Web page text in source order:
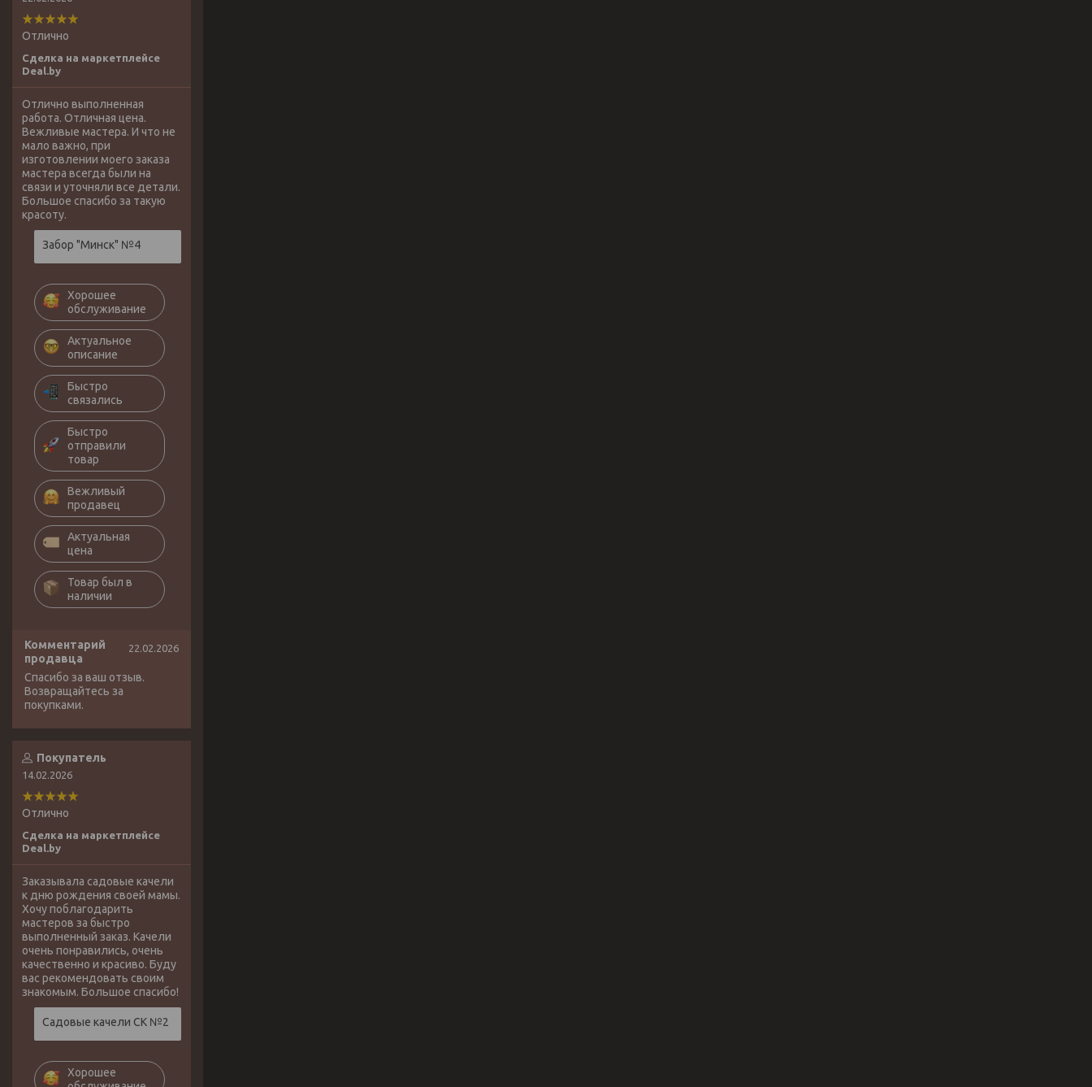
Отлично
Сделка на маркетплейсе
Deal.by
Отлично выполненная
работа. Отличная цена.
Вежливые мастера. И что не
мало важно, при
изготовлении моего заказа
мастера всегда были на
связи и уточняли все детали.
Большое спасибо за такую
красоту.
Забор "Минск" №4
Хорошее
обслуживание
Актуальное
описание
Быстро
связались
Быстро
отправили
товар
Вежливый
продавец
Актуальная
цена
Товар был в
наличии
Комментарий
продавца
22.02.2026
Спасибо за ваш отзыв.
Возвращайтесь за
покупками.
Покупатель
14.02.2026
Отлично
Сделка на маркетплейсе
Deal.by
Заказывала садовые качели
к дню рождения своей мамы.
Хочу поблагодарить
мастеров за быстро
выполненный заказ. Качели
очень понравились, очень
качественно и красиво. Буду
вас рекомендовать своим
знакомым. Большое спасибо!
Садовые качели СК №2
Хорошее